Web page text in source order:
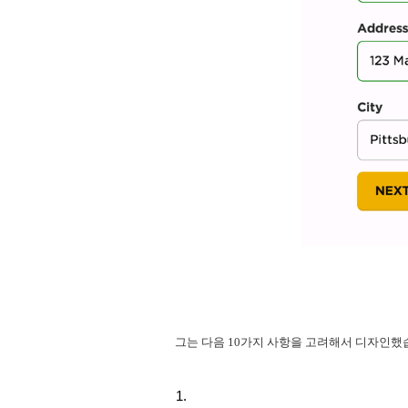
그는 다음 10가지 사항을 고려해서 디자인했